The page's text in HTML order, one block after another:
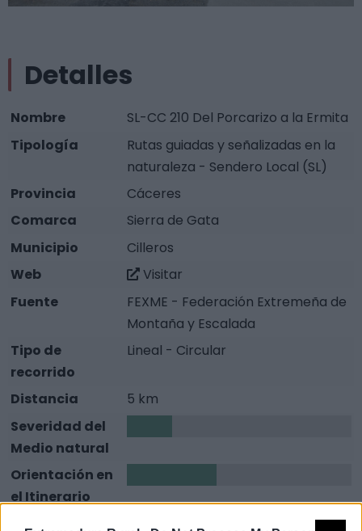
Detalles
Nombre
SL-CC 210 Del Porcarizo a la Ermita
Tipología
Rutas guiadas y señalizadas en la
naturaleza - Sendero Local (SL)
Provincia
Cáceres
Comarca
Sierra de Gata
Municipio
Cilleros
Web
Visitar
Fuente
FEXME - Federación Extremeña de
Montaña y Escalada
Tipo de
recorrido
Lineal - Circular
Distancia
5 km
Severidad del
Medio natural
Orientación en
el Itinerario